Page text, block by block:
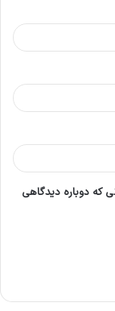
که دوباره دیدگاهی